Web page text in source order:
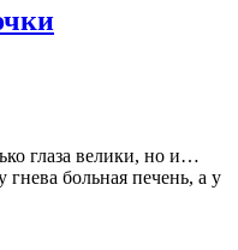
глаза велики, но и…
больная печень, а у